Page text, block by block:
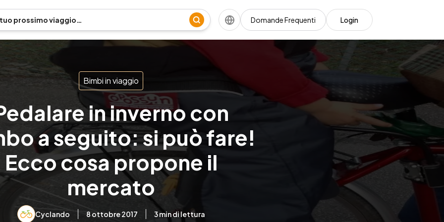
Domande Frequenti Login
Bimbi in viaggio
in inverno con
a seguito: si può fare!
Ecco cosa propone il
mercato
Cyclando 8 ottobre 2017 3min di lettura